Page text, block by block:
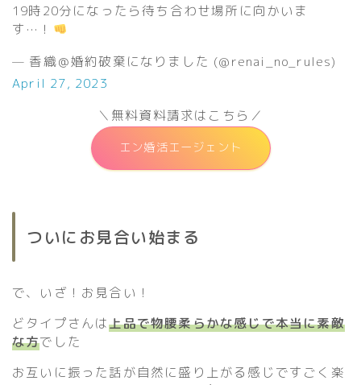
19時20分になったら待ち合わせ場所に向かいま
す…！
— 香織＠婚約破棄になりました (@renai_no_rules)
April 27, 2023
＼無料資料請求はこちら／
エン婚活エージェント
ついにお見合い始まる
で、いざ！お見合い！
どタイプさんは上品で物腰柔らかな感じで本当に素敵
な方でした
お互いに振った話が自然に盛り上がる感じですごく楽